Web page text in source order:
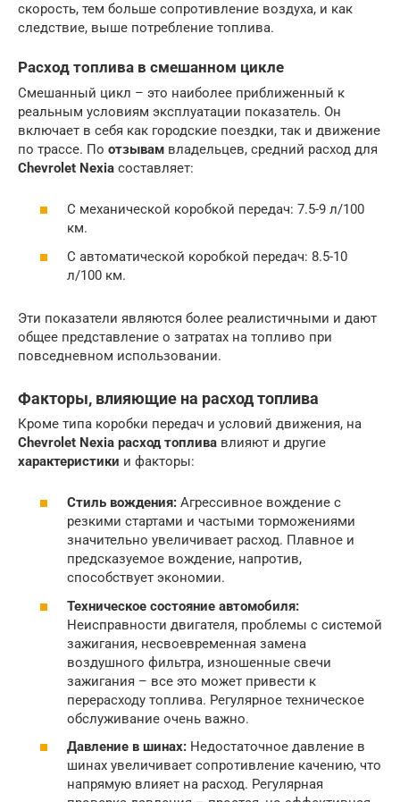
скорость, тем больше сопротивление воздуха, и как
следствие, выше потребление топлива.
Расход топлива в смешанном цикле
Смешанный цикл – это наиболее приближенный к
реальным условиям эксплуатации показатель. Он
включает в себя как городские поездки, так и движение
по трассе. По отзывам владельцев, средний расход для
Chevrolet Nexia составляет:
С механической коробкой передач: 7.5-9 л/100
км.
С автоматической коробкой передач: 8.5-10
л/100 км.
Эти показатели являются более реалистичными и дают
общее представление о затратах на топливо при
повседневном использовании.
Факторы, влияющие на расход топлива
Кроме типа коробки передач и условий движения, на
Chevrolet Nexia расход топлива влияют и другие
характеристики и факторы:
Стиль вождения: Агрессивное вождение с
резкими стартами и частыми торможениями
значительно увеличивает расход. Плавное и
предсказуемое вождение, напротив,
способствует экономии.
Техническое состояние автомобиля:
Неисправности двигателя, проблемы с системой
зажигания, несвоевременная замена
воздушного фильтра, изношенные свечи
зажигания – все это может привести к
перерасходу топлива. Регулярное техническое
обслуживание очень важно.
Давление в шинах: Недостаточное давление в
шинах увеличивает сопротивление качению, что
напрямую влияет на расход. Регулярная